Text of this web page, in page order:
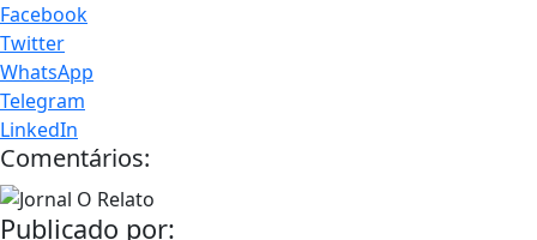
Facebook
Twitter
WhatsApp
Telegram
LinkedIn
Comentários:
Publicado por: